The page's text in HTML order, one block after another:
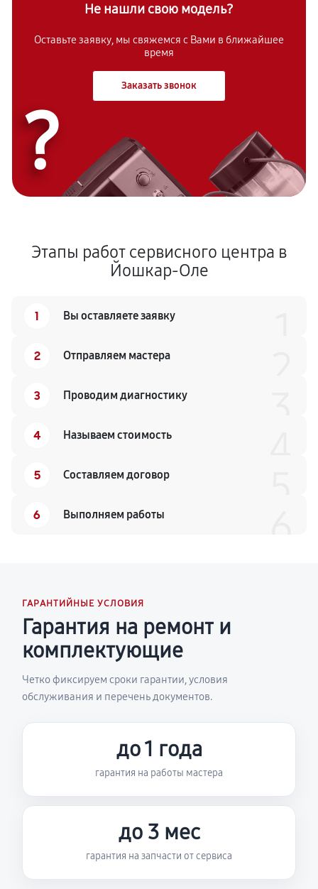
Не нашли свою модель?
Оставьте заявку, мы свяжемся с Вами в ближайшее
время
Заказать звонок
?
Этапы работ сервисного центра в
Йошкар-Оле
1 Вы оставляете заявку
2 Отправляем мастера
3 Проводим диагностику
4 Называем стоимость
5 Составляем договор
6 Выполняем работы
ГАРАНТИЙНЫЕ УСЛОВИЯ
Гарантия на ремонт и
комплектующие
Четко фиксируем сроки гарантии, условия
обслуживания и перечень документов.
до 1 года
гарантия на работы мастера
до 3 мес
гарантия на запчасти от сервиса